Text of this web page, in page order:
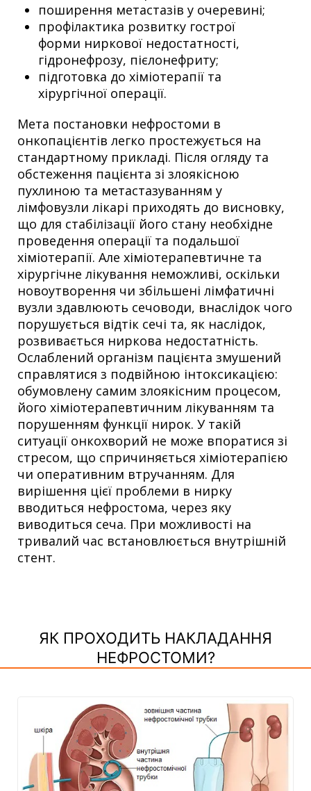
поширення метастазів у очеревині;
профілактика розвитку гострої
форми ниркової недостатності,
гідронефрозу, пієлонефриту;
підготовка до хіміотерапії та
хірургічної операції.
Мета постановки нефростоми в
онкопацієнтів легко простежується на
стандартному прикладі. Після огляду та
обстеження пацієнта зі злоякісною
пухлиною та метастазуванням у
лімфовузли лікарі приходять до висновку,
що для стабілізації його стану необхідне
проведення операції та подальшої
хіміотерапії. Але хіміотерапевтичне та
хірургічне лікування неможливі, оскільки
новоутворення чи збільшені лімфатичні
вузли здавлюють сечоводи, внаслідок чого
порушується відтік сечі та, як наслідок,
розвивається ниркова недостатність.
Ослаблений організм пацієнта змушений
справлятися з подвійною інтоксикацією:
обумовлену самим злоякісним процесом,
його хіміотерапевтичним лікуванням та
порушенням функції нирок. У такій
ситуації онкохворий не може впоратися зі
стресом, що спричиняється хіміотерапією
чи оперативним втручанням. Для
вирішення цієї проблеми в нирку
вводиться нефростома, через яку
виводиться сеча. При можливості на
тривалий час встановлюється внутрішній
стент.
ЯК ПРОХОДИТЬ НАКЛАДАННЯ
НЕФРОСТОМИ?